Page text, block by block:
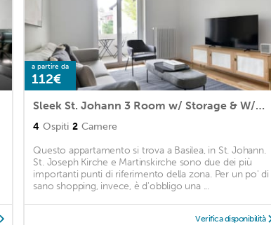
a partire da
112€
Sleek St. Johann 3 Room w/ Storage & W/D, nr Local Market, by Blueground
4 Ospiti 2 Camere
Questo appartamento si trova a Basilea, in St. Johann.
St. Joseph Kirche e Martinskirche sono due dei più
importanti punti di riferimento della zona. Per un po' di
sano shopping, invece, è d'obbligo una ...
Verifica disponibilità